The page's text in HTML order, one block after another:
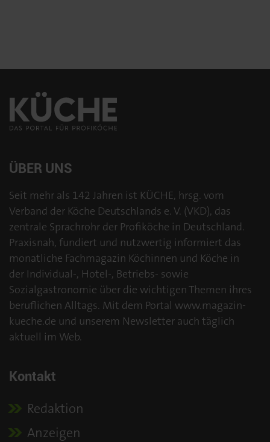
ÜBER UNS
Seit mehr als 142 Jahren ist KÜCHE, hrsg. vom
Verband der Köche Deutschlands e. V. (VKD), das
zentrale Sprachrohr der Profiköche in Deutschland.
Praxisnah, fundiert und nutzwertig informiert das
monatliche Fachmagazin Köchinnen und Köche in
der Individual-, Hotel-, Betriebs- sowie
Sozialgastronomie über die wichtigen Themen ihres
beruflichen Alltags. Mit dem Portal www.magazin-
kueche.de und unserem Newsletter auch täglich
aktuell im Web.
Kontakt
Redaktion
Anzeigen